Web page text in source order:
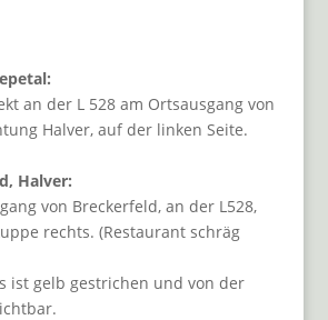
an der L 528 am Ortsausgang von
Halver, auf der linken Seite.
Halver:
von Breckerfeld, an der L528,
rechts. (Restaurant schräg
ist gelb gestrichen und von der